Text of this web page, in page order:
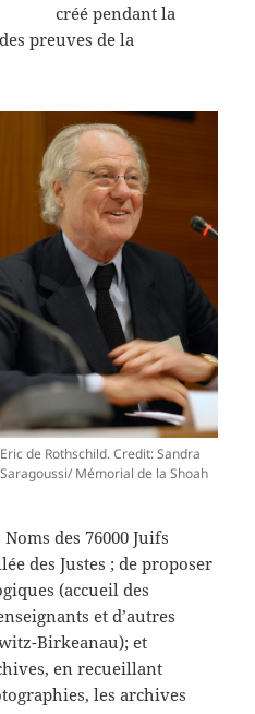
créé pendant la
preuves de la
Eric de Rothschild. Credit: Sandra
Saragoussi/ Mémorial de la Shoah
des 76000 Juifs
des Justes ; de proposer
(accueil des
et d’autres
Birkeanau); et
en recueillant
les archives